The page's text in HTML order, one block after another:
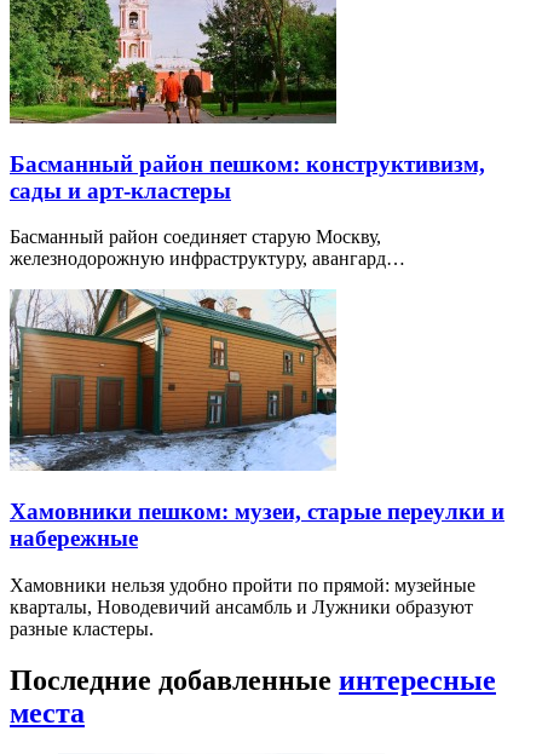
Басманный район пешком: конструктивизм,
сады и арт-кластеры
Басманный район соединяет старую Москву,
железнодорожную инфраструктуру, авангард…
Хамовники пешком: музеи, старые переулки и
набережные
Хамовники нельзя удобно пройти по прямой: музейные
кварталы, Новодевичий ансамбль и Лужники образуют
разные кластеры.
Последние добавленные интересные
места